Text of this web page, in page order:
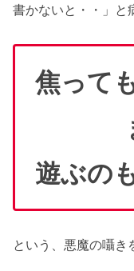
書かないと・・」と
焦って
遊ぶの
という、悪魔の囁き